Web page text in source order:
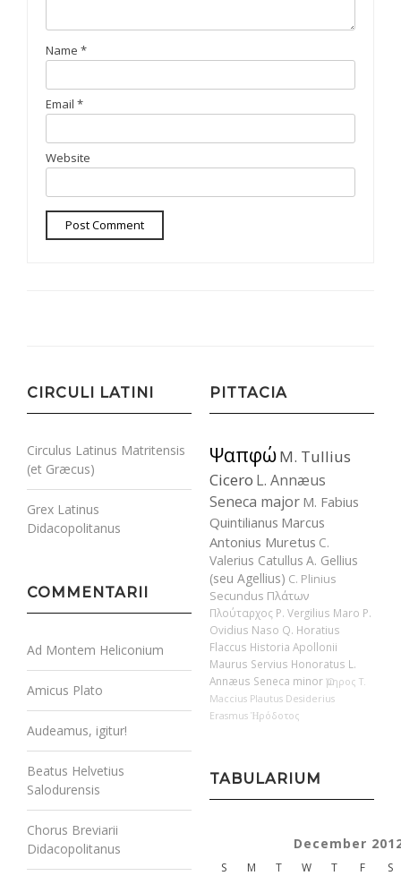
Name *
Email *
Website
CIRCULI LATINI
Circulus Latinus Matritensis
(et Græcus)
Grex Latinus
Didacopolitanus
COMMENTARII
Ad Montem Heliconium
Amicus Plato
Audeamus, igitur!
Beatus Helvetius
Salodurensis
Chorus Breviarii
Didacopolitanus
PITTACIA
ΨαπφώM. Tullius
Cicero L. Annæus
Seneca major M. Fabius
Quintilianus Marcus
Antonius Muretus C.
Valerius Catullus A. Gellius
(seu Agellius) C. Plinius
Secundus Πλάτων
Πλούταρχος P. Vergilius Maro P.
Ovidius Naso Q. Horatius
Flaccus Historia Apollonii
Maurus Servius Honoratus L.
Annæus Seneca minor Ὅμηρος T.
Maccius Plautus Desiderius
Erasmus Ἡρόδοτος
TABULARIUM
December
S M T W T F S